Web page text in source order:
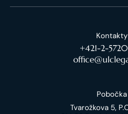
Kontakty
+421-2-5720
Pobočka
Tvarožkova 5,